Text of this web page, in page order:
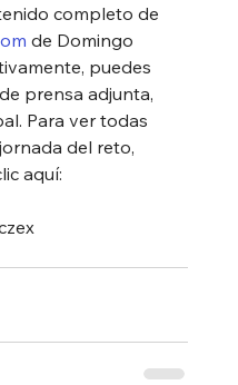
completo de
de Domingo
puedes
prensa adjunta,
Para ver todas
del reto,
aquí: